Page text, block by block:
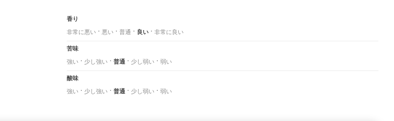
香り
非常に悪い
悪い 普通 良い 非常に良い
苦味
強い
少し強い 普通 少し弱い 弱い
酸味
強い
少し強い 普通 少し弱い 弱い